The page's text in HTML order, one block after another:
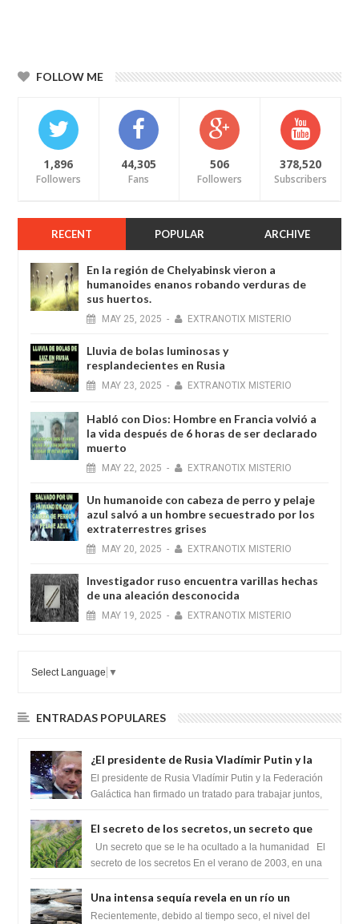
FOLLOW ME
1,896
Followers
44,305
Fans
506
Followers
378,520
Subscribers
RECENT POPULAR ARCHIVE
En la región de Chelyabinsk vieron a
humanoides enanos robando verduras de
sus huertos.
MAY 25, 2025 - EXTRANOTIX MISTERIO
Lluvia de bolas luminosas y
resplandecientes en Rusia
MAY 23, 2025 - EXTRANOTIX MISTERIO
Habló con Dios: Hombre en Francia volvió a
la vida después de 6 horas de ser declarado
muerto
MAY 22, 2025 - EXTRANOTIX MISTERIO
Un humanoide con cabeza de perro у pelaje
azul salvó a un hombre secuestrado por los
extraterrestres grises
MAY 20, 2025 - EXTRANOTIX MISTERIO
Investigador ruso encuentra varillas hechas
de una aleación desconocida
MAY 19, 2025 - EXTRANOTIX MISTERIO
Select Language ▼
ENTRADAS POPULARES
¿El presidente de Rusia Vladímir Putin y la
Federación Galactica han firmado un
tratado para acabar con los Sionistas?
El presidente de Rusia Vladímir Putin y la Federación
Galáctica han firmado un tratado para trabajar juntos,
El secreto de los secretos, un secreto que
cambiaría por completo el destino de la
humanidad
Un secreto que se le ha ocultado a la humanidad El
secreto de los secretos En el verano de 2003, en una
Una intensa sequía revela en un río un
impresionante hallazgo de miles de Shiva
Recientemente, debido al tiempo seco, el nivel del